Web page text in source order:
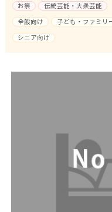
お祭
伝統芸能・大衆芸能
全般向け
子ども・ファミリ
シニア向け